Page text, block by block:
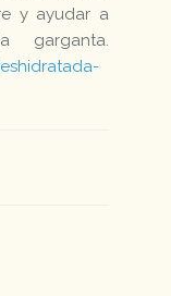
y ayudar a
garganta.